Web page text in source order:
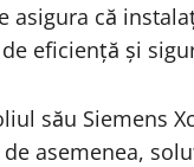
asigura că
eficiență și
său Siemens
asemenea,